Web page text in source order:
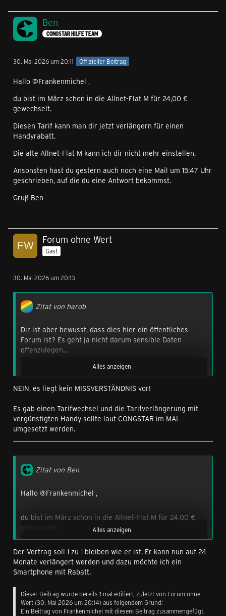
Ben
CONGSTAR HILFE TEAM
30. Mai 2026 um 20:11 Offizieller Beitrag
Hallo @Frankenmichel ,
du bist im März schon in die Allnet-Flat M für 24,00 €
gewechselt.
Diesen Tarif kann man dir jetzt verlängern für einen
Handyrabatt.
Die alte Allnet-Flat M kann ich dir nicht mehr einstellen.
Ansonsten hast du gestern auch noch eine Mail um 15:47 Uhr
geschrieben, auf die du eine Antwort bekommst.
Gruß Ben
Forum ohne Wert
Gast
30. Mai 2026 um 20:13
Zitat von harob
Dir ist aber bewusst, dass dies hier ein öffentliches
Forum ist? Es geht ja nicht darum sensible Daten
offenzulegen…
ausgedrückt, oder es liegt einfach ein Missverständnis
Tarifwechsel erfolgen, ohne, dass sich die Laufzeit
negativ verändert. Das wurde im März vorgenommen.
Auch kannst du jederzeit ein Endgerät zum Tarif
dazubuchen.
Um allerdings in den Genuss eines vergünstigten
Endgeräts zu kommen, muss ein Wechsel in einen Tarif
mit 24M Laufzeit erfolgen - Endgerät und Tarif sind von
sich getrennt berechnete Verträge, aber können nur in
Kombination abgeschlossen werden.
Alternativ wartest du einfach die nächste Aktion ab, wo
es den ANF M mit einem Rabatt gibt statt den aktuellen
24,-
Alles anzeigen
NEIN, es liegt kein MISSVERSTÄNDNIS vor!
Es gab einen Tarifwechsel und die Tarifverlängerung mit
vergünstigten Handy sollte laut CONGSTAR im MAI
umgesetzt werden.
Zitat von Ben
Hallo @Frankenmichel ,
du bist im März schon in die Allnet-Flat M für 24,00 €
Diesen Tarif kann man dir jetzt verlängern für einen
Handyrabatt.
Ansonsten hast du gestern auch noch eine Mail um 15:47
Alles anzeigen
Der Vertrag soll 1 zu 1 bleiben wie er ist. Er kann nun auf 24
Monate verlängert werden und dazu möchte ich ein
Smartphone mit Rabatt.
Dieser Beitrag wurde bereits 1 mal editiert, zuletzt von Forum ohne
Wert (30. Mai 2026 um 20:14) aus folgendem Grund:
Ein Beitrag von Frankenmichel mit diesem Beitrag zusammengefügt.